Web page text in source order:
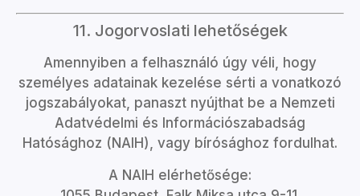
11. Jogorvoslati lehetőségek
Amennyiben a felhasználó úgy véli, hogy
személyes adatainak kezelése sérti a vonatkozó
jogszabályokat, panaszt nyújthat be a Nemzeti
Adatvédelmi és Információszabadság
Hatósághoz (NAIH), vagy bírósághoz fordulhat.
A NAIH elérhetősége: